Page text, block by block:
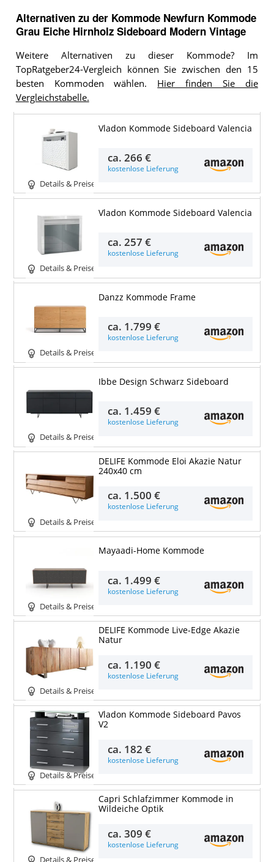
Alternativen zu der Kommode Newfurn Kommode
Grau Eiche Hirnholz Sideboard Modern Vintage
Weitere Alternativen zu dieser Kommode? Im
TopRatgeber24-Vergleich können Sie zwischen den 15
besten Kommoden wählen. Hier finden Sie die
Vergleichstabelle.
Details & Preise
Vladon Kommode Sideboard Valencia
ca.266 €
kostenlose Lieferung
Details & Preise
Vladon Kommode Sideboard Valencia
ca.257 €
kostenlose Lieferung
Details & Preise
Danzz Kommode Frame
ca. 1.799 €
kostenlose Lieferung
Details & Preise
Ibbe Design Schwarz Sideboard
ca. 1.459 €
kostenlose Lieferung
Details & Preise
DELIFE Kommode Eloi Akazie Natur
240x40 cm
ca. 1.500 €
kostenlose Lieferung
Details & Preise
Mayaadi-Home Kommode
ca. 1.499 €
kostenlose Lieferung
Details & Preise
DELIFE Kommode Live-Edge Akazie
Natur
ca. 1.190 €
kostenlose Lieferung
Details & Preise
Vladon Kommode Sideboard Pavos
V2
ca. 182 €
kostenlose Lieferung
Details & Preise
Capri Schlafzimmer Kommode in
Wildeiche Optik
ca.309 €
kostenlose Lieferung